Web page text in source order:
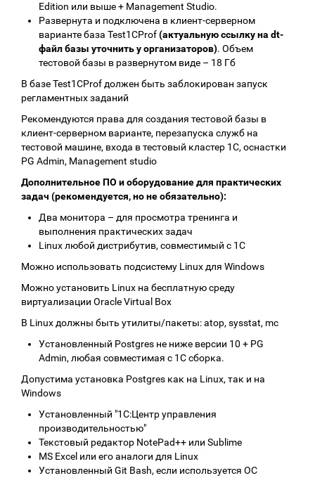
Edition или выше + Management Studio.
Развернута и подключена в клиент-серверном
варианте база Test1CProf(актуальную ссылку на dt-
файл базы уточнить у организаторов). Объем
тестовой базы в развернутом виде – 18 Гб
В базе Test1CProf должен быть заблокирован запуск
регламентных заданий
Рекомендуются права для создания тестовой базы в
клиент-серверном варианте, перезапуска служб на
тестовой машине, входа в тестовый кластер 1С, оснастки
PG Admin, Management studio
Дополнительное ПО и оборудование для практических
задач (рекомендуется, но не обязательно):
Два монитора – для просмотра тренинга и
выполнения практических задач
Linux любой дистрибутив, совместимый с 1С
Можно использовать подсистему Linux для Windows
Можно установить Linux на бесплатную среду
виртуализации Oracle Virtual Box
В Linux должны быть утилиты/пакеты: atop, sysstat, mc
Установленный Postgres не ниже версии 10 + PG
Admin, любая совместимая с 1С сборка.
Допустима установка Postgres как на Linux, так и на
Windows
Установленный "1С:Центр управления
производительностью"
Текстовый редактор NotePad++ или Sublime
MS Excel или его аналоги для Linux
Установленный Git Bash, если используется ОС